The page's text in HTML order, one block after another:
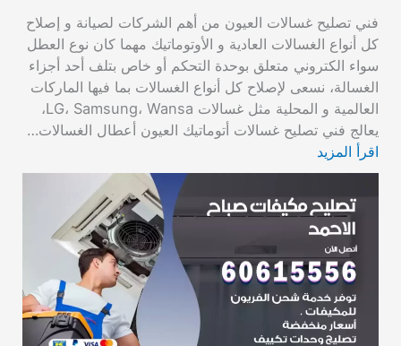
فني تصليح غسالات العيون من أهم الشركات لصيانة و إصلاح
كل أنواع الغسالات العادية و الأوتوماتيك مهما كان نوع العطل
سواء الكتروني متعلق بوحدة التحكم أو خاص بتلف أحد أجزاء
الغسالة، نسعى لإصلاح كل أنواع الغسالات بما فيها الماركات
العالمية و المحلية مثل غسالات LG، Samsung، Wansa،
يعالج فني تصليح غسالات أتوماتيك العيون أعطال الغسالات…
اقرأ المزيد